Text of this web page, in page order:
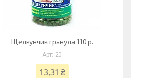
Щелкунчик гранула 110 р.
20
13,31 ₴